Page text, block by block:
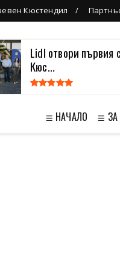
Кюстендил
Lidl отвори първия
Кюс...
≣ НАЧАЛО ≣ ЗА